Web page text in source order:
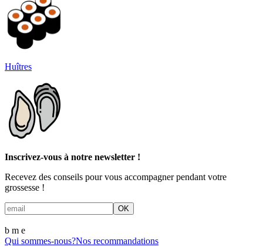
Huîtres
Inscrivez-vous à notre newsletter !
Recevez des conseils pour vous accompagner pendant votre
grossesse !
OK
b m e
Qui sommes-nous?Nos recommandations